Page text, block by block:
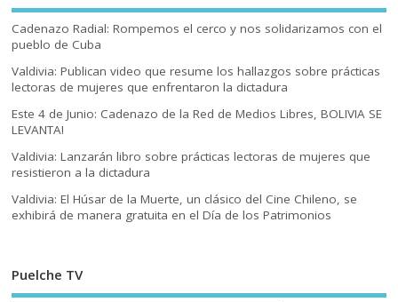
Cadenazo Radial: Rompemos el cerco y nos solidarizamos con el
pueblo de Cuba
Valdivia: Publican video que resume los hallazgos sobre prácticas
lectoras de mujeres que enfrentaron la dictadura
Este 4 de Junio: Cadenazo de la Red de Medios Libres, BOLIVIA SE
LEVANTA!
Valdivia: Lanzarán libro sobre prácticas lectoras de mujeres que
resistieron a la dictadura
Valdivia: El Húsar de la Muerte, un clásico del Cine Chileno, se
exhibirá de manera gratuita en el Día de los Patrimonios
Puelche TV